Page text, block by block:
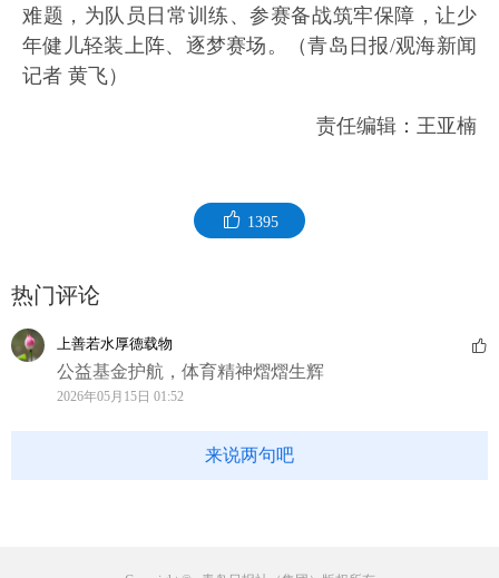
难题，为队员日常训练、参赛备战筑牢保障，让少
年健儿轻装上阵、逐梦赛场。（青岛日报/观海新闻
记者 黄飞）
责任编辑：王亚楠
1395
热门评论
上善若水厚德载物
公益基金护航，体育精神熠熠生辉
2026年05月15日 01:52
来说两句吧